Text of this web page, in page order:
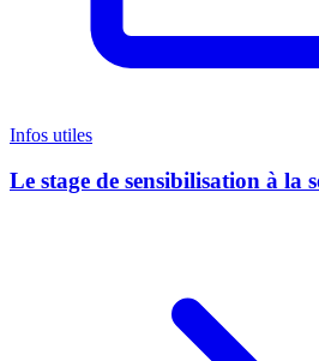
Infos utiles
Le stage de sensibilisation à la